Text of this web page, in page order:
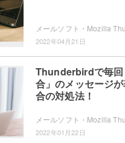
2022年04月21日
Thunderbirdで毎回
合」のメッセージ
合の対処法！
2022年01月22日